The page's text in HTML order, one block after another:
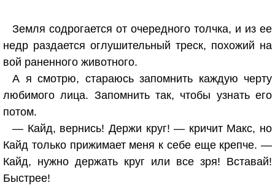
Земля содрогается от очередного толчка, и из ее
недр раздается оглушительный треск, похожий на
вой раненного животного.
А я смотрю, стараюсь запомнить каждую черту
любимого лица. Запомнить так, чтобы узнать его
потом.
— Кайд, вернись! Держи круг! — кричит Макс, но
Кайд только прижимает меня к себе еще крепче. —
Кайд, нужно держать круг или все зря! Вставай!
Быстрее!